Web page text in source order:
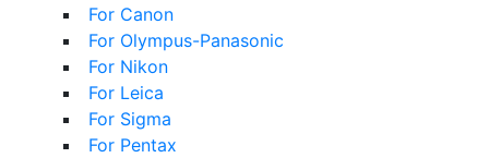
For Canon
For Olympus-Panasonic
For Nikon
For Leica
For Sigma
For Pentax